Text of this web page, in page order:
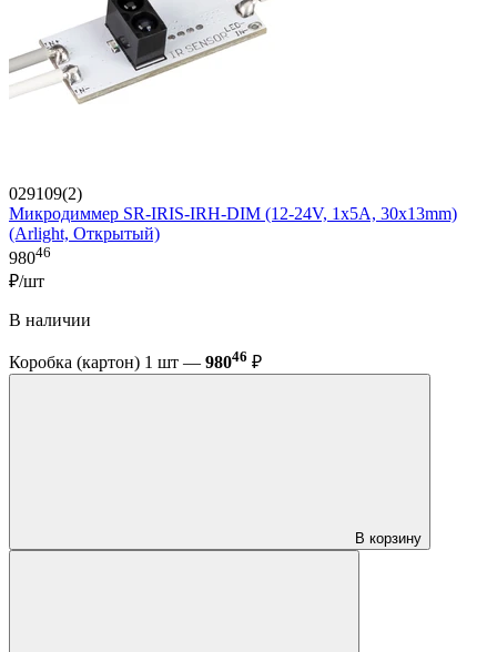
029109(2)
Микродиммер SR-IRIS-IRH-DIM (12-24V, 1x5A, 30x13mm)
(Arlight, Открытый)
98046
₽/шт
В наличии
Коробка (картон) 1 шт — 98046 ₽
В корзину